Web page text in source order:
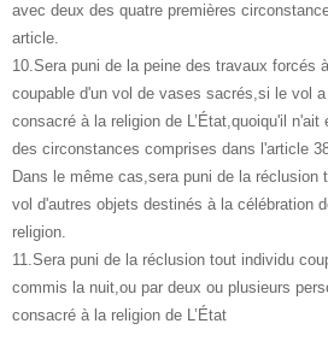
avec deux des quatre premières
article.
10.Sera puni de la peine des travaux forcés
coupable d'un vol de vases sacrés,si le vol
consacré à la religion de L’État,quoiqu'il
des circonstances comprises dans l'article
Dans le même cas,sera puni de la réclusion
vol d'autres objets destinés à la célébration
religion.
11.Sera puni de la réclusion tout individu
commis la nuit,ou par deux ou plusieurs
consacré à la religion de L’État